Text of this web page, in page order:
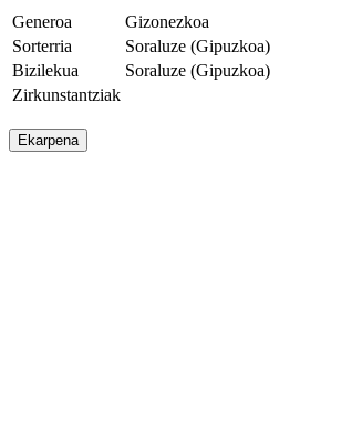
Generoa
Gizonezkoa
Sorterria
Soraluze (Gipuzkoa)
Bizilekua
Soraluze (Gipuzkoa)
Zirkunstantziak